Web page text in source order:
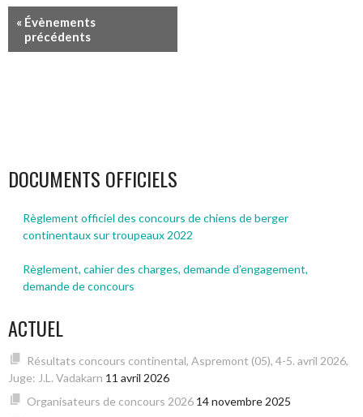
NAVIGATION
DE
ÉVÈNEMENTS
« Évènements
précédents
DOCUMENTS OFFICIELS
Règlement officiel des concours de chiens de berger
continentaux sur troupeaux 2022
Règlement, cahier des charges, demande d’engagement,
demande de concours
ACTUEL
Résultats concours continental, Aspremont (05), 4-5. avril 2026,
Juge: J.L. Vadakarn 11 avril 2026
Organisateurs de concours 2026 14 novembre 2025